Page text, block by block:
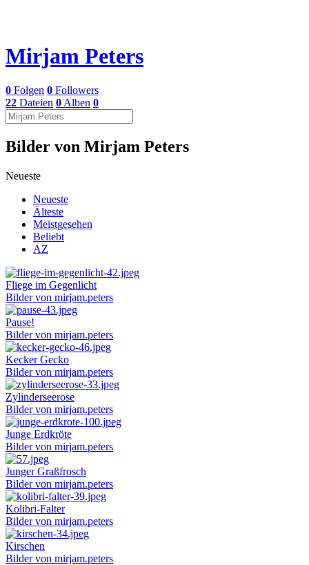
Mirjam Peters
0 Folgen 0 Followers
22 Dateien 0 Alben 0
Bilder von Mirjam Peters
Neueste
Neueste
Älteste
Meistgesehen
Beliebt
AZ
Fliege im Gegenlicht
Bilder von mirjam.peters
Pause!
Bilder von mirjam.peters
Kecker Gecko
Bilder von mirjam.peters
Zylinderseerose
Bilder von mirjam.peters
Junge Erdkröte
Bilder von mirjam.peters
Junger Graßfrosch
Bilder von mirjam.peters
Kolibri-Falter
Bilder von mirjam.peters
Kirschen
Bilder von mirjam.peters